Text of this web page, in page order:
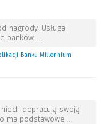
nagrody. Usługa
banków. …
Banku Millennium
dopracują swoją
ma podstawowe …